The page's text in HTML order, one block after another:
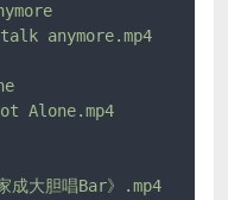
talk anymore.mp4
Alone.mp4
成大胆唱Bar》.mp4